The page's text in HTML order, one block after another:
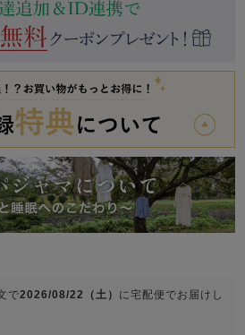
秋
イズパジャマ
新着商品
生地一覧はこちら
衣
羽織・バスロ
で2026/08/22（土） に宅配便 でお届けし